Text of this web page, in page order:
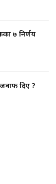
७ निर्णय
दिए ?